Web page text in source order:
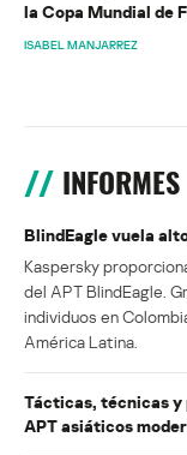
la Copa Mundial de
ISABEL MANJARREZ
INFORMES
BlindEagle vuela
Kaspersky
del APT BlindEagle.
individuos en
América Latina.
Tácticas, técnicas y
APT asiáticos